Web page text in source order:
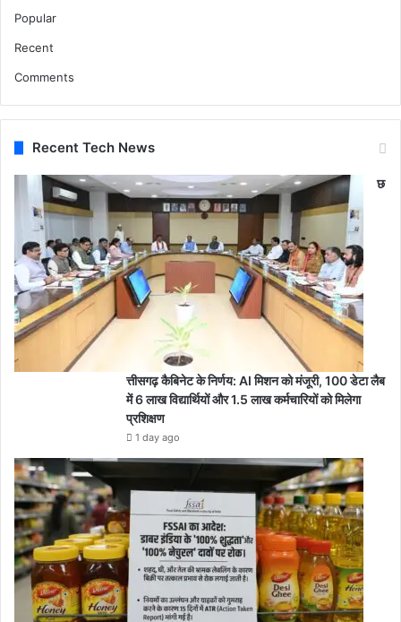
Popular
Recent
Comments
Recent Tech News
छ
त्तीसगढ़ कैबिनेट के निर्णय: AI मिशन को मंजूरी, 100 डेटा लैब
में 6 लाख विद्यार्थियों और 1.5 लाख कर्मचारियों को मिलेगा
प्रशिक्षण
1 day ago